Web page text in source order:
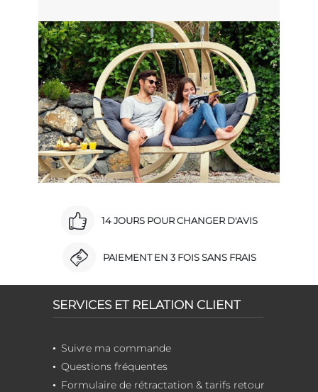
14 JOURS POUR CHANGER D'AVIS
PAIEMENT EN 3 FOIS SANS FRAIS
SERVICES ET RELATION CLIENT
Suivre ma commande
Questions fréquentes
Formulaire de rétractation & tarifs retour